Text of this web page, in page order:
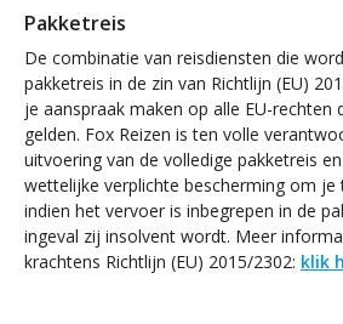
Pakketreis
De combinatie van reisdiensten die
pakketreis in de zin van Richtlijn (EU)
je aanspraak maken op alle EU-rechten
gelden. Fox Reizen is ten volle
uitvoering van de volledige pakketreis
wettelijke verplichte bescherming om je
indien het vervoer is inbegrepen in de
ingeval zij insolvent wordt. Meer
krachtens Richtlijn (EU) 2015/2302: klik